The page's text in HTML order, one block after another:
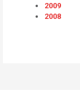
2009
2008